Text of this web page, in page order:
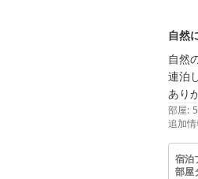
自然
自然
連泊
あり
部屋: 5
追加情
宿泊
部屋